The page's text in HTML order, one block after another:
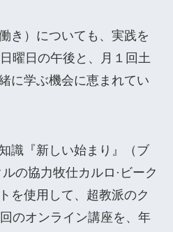
き）についても、実践を
曜日の午後と、月１回土
に学ぶ機会に恵まれてい
識『新しい始まり』（ブ
の協力牧仕カルロ·ビーク
を使用して、超教派のク
のオンライン講座を、年